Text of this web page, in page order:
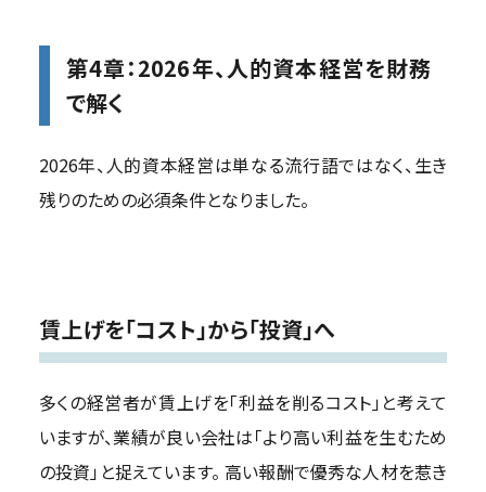
第4章：2026年、人的資本経営を財務
で解く
2026年、人的資本経営は単なる流行語ではなく、生き
残りのための必須条件となりました。
賃上げを「コスト」から「投資」へ
多くの経営者が賃上げを「利益を削るコスト」と考えて
いますが、業績が良い会社は「より高い利益を生むため
の投資」と捉えています。 高い報酬で優秀な人材を惹き